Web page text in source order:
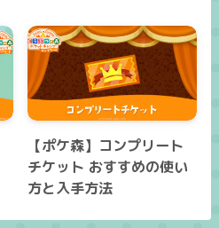
【ポケ森】コンプリート
チケット おすすめの使い
方と入手方法